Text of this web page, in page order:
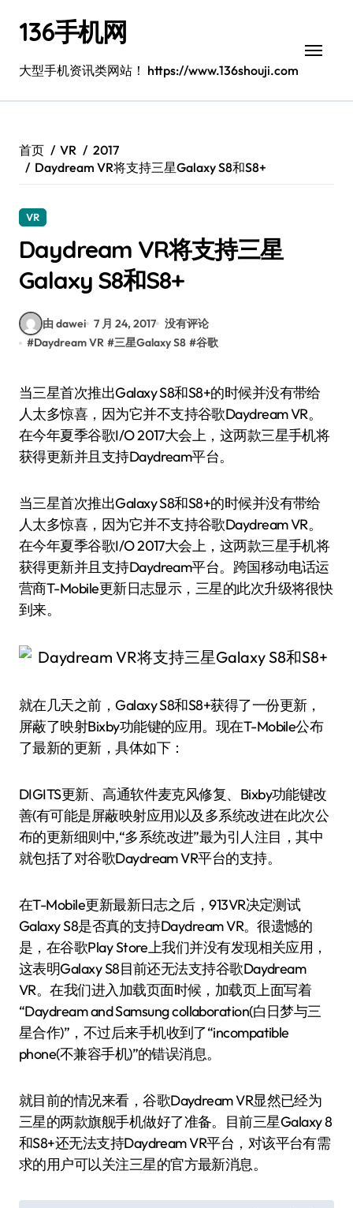
136手机网
大型手机资讯类网站！ https://www.136shouji.com
首页 VR
2017
Daydream VR将支持三星Galaxy S8和S8+
VR
Daydream VR将支持三星
Galaxy S8和S8+
由 dawei 7 月 24, 2017 没有评论
#Daydream VR #三星Galaxy S8 #谷歌
当三星首次推出Galaxy S8和S8+的时候并没有带给
人太多惊喜，因为它并不支持谷歌Daydream VR。
在今年夏季谷歌I/O 2017大会上，这两款三星手机将
获得更新并且支持Daydream平台。
当三星首次推出Galaxy S8和S8+的时候并没有带给
人太多惊喜，因为它并不支持谷歌Daydream VR。
在今年夏季谷歌I/O 2017大会上，这两款三星手机将
获得更新并且支持Daydream平台。跨国移动电话运
营商T-Mobile更新日志显示，三星的此次升级将很快
到来。
就在几天之前，Galaxy S8和S8+获得了一份更新，
屏蔽了映射Bixby功能键的应用。现在T-Mobile公布
了最新的更新，具体如下：
DIGITS更新、高通软件麦克风修复、Bixby功能键改
善(有可能是屏蔽映射应用)以及多系统改进在此次公
布的更新细则中,“多系统改进”最为引人注目，其中
就包括了对谷歌Daydream VR平台的支持。
在T-Mobile更新最新日志之后，913VR决定测试
Galaxy S8是否真的支持Daydream VR。很遗憾的
是，在谷歌Play Store上我们并没有发现相关应用，
这表明Galaxy S8目前还无法支持谷歌Daydream
VR。在我们进入加载页面时候，加载页上面写着
“Daydream and Samsung collaboration(白日梦与三
星合作)”，不过后来手机收到了“incompatible
phone(不兼容手机)”的错误消息。
就目前的情况来看，谷歌Daydream VR显然已经为
三星的两款旗舰手机做好了准备。目前三星Galaxy 8
和S8+还无法支持Daydream VR平台，对该平台有需
求的用户可以关注三星的官方最新消息。